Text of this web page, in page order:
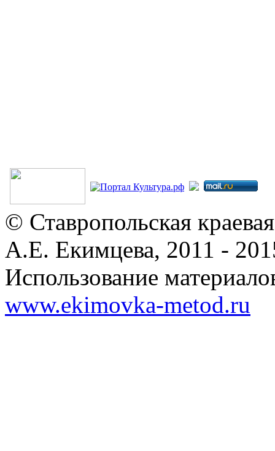
© Ставропольская
А.Е. Екимцева, 2011 -
Использование
www.ekimovka-metod.ru